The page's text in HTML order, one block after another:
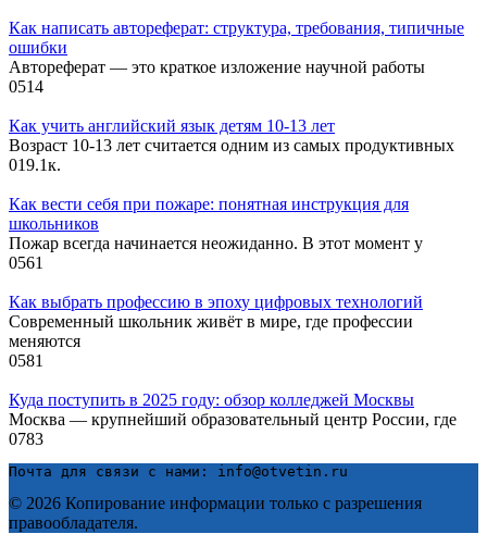
Как написать автореферат: структура, требования, типичные
ошибки
Автореферат — это краткое изложение научной работы
0514
Как учить английский язык детям 10-13 лет
Возраст 10-13 лет считается одним из самых продуктивных
019.1к.
Как вести себя при пожаре: понятная инструкция для
школьников
Пожар всегда начинается неожиданно. В этот момент у
0561
Как выбрать профессию в эпоху цифровых технологий
Современный школьник живёт в мире, где профессии
меняются
0581
Куда поступить в 2025 году: обзор колледжей Москвы
Москва — крупнейший образовательный центр России, где
0783
Почта для связи с нами: info@otvetin.ru
© 2026 Копирование информации только с разрешения
правообладателя.